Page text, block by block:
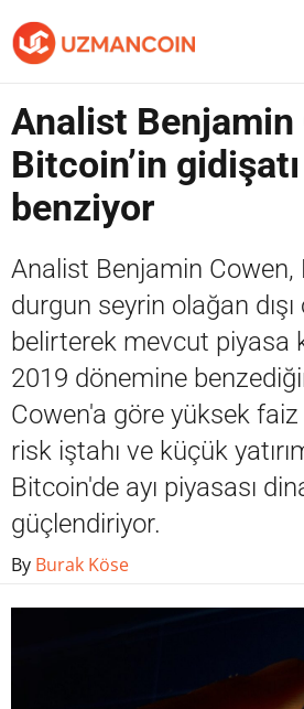
Analist Benjamin
Bitcoin’in
benziyor
Analist Benjamin Cowen,
durgun seyrin olağan dışı
belirterek mevcut piyasa
2019 dönemine
Cowen'a göre yüksek faiz
risk iştahı ve küçük
Bitcoin'de ayı piyasası
güçlendiriyor.
By Burak Köse